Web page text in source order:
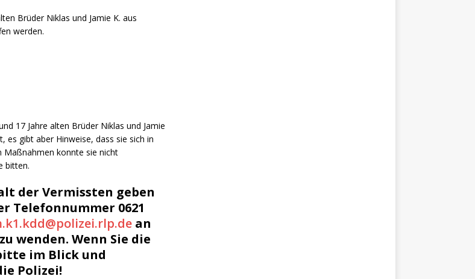
Brüder Niklas und Jamie K. aus
werden.
17 Jahre alten Brüder Niklas und Jamie
es gibt aber Hinweise, dass sie sich in
Maßnahmen konnte sie nicht
bitten.
der Vermissten geben
Telefonnummer 0621
an
wenden. Wenn Sie die
im Blick und
Polizei!